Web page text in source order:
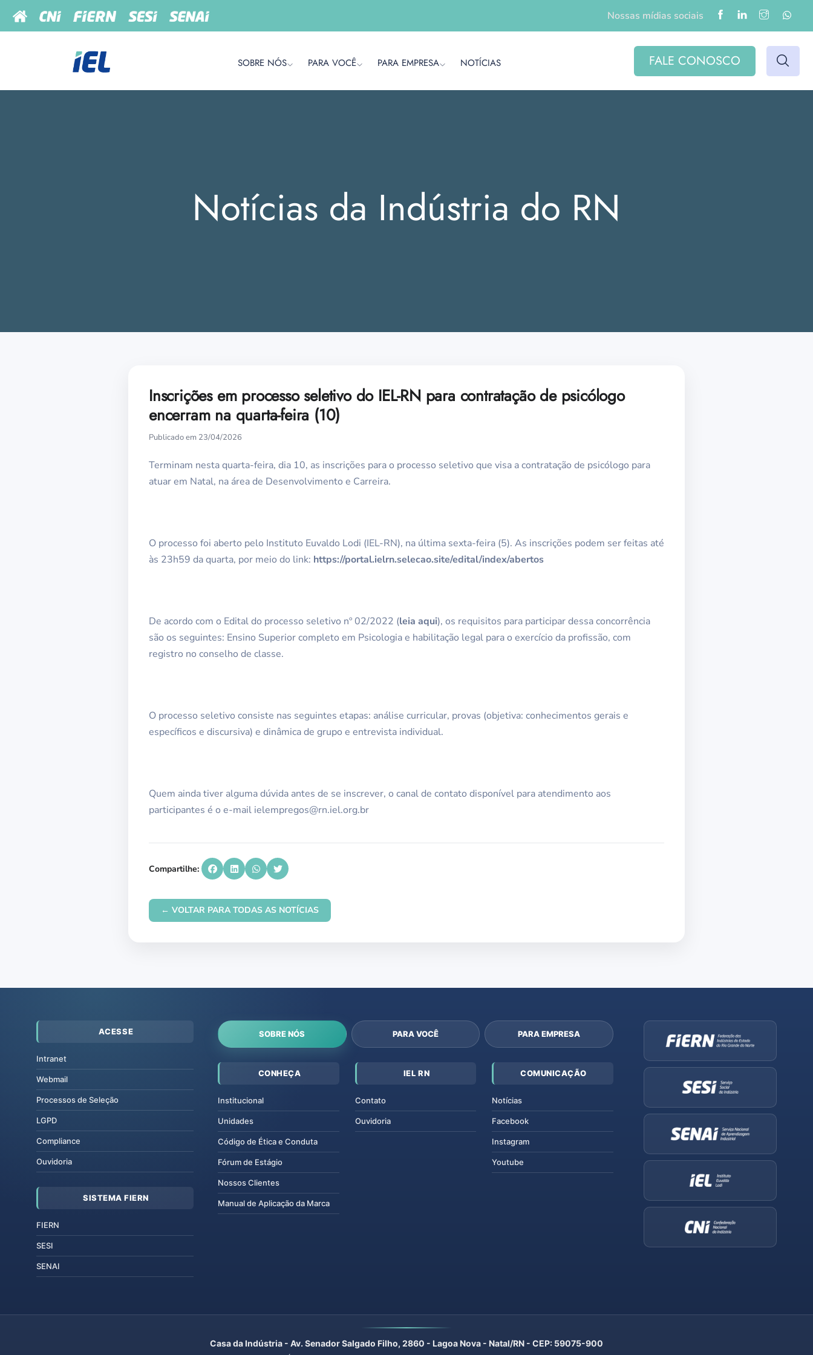
Nossas mídias sociais
SOBRE NÓS PARA VOCÊ PARA EMPRESA NOTÍCIAS FALE CONOSCO
Notícias da Indústria do RN
Inscrições em processo seletivo do IEL-RN para contratação de psicólogo
encerram na quarta-feira (10)
Publicado em 23/04/2026
Terminam nesta quarta-feira, dia 10, as inscrições para o processo seletivo que visa a contratação de psicólogo para
atuar em Natal, na área de Desenvolvimento e Carreira.
O processo foi aberto pelo Instituto Euvaldo Lodi (IEL-RN), na última sexta-feira (5). As inscrições podem ser feitas até
às 23h59 da quarta, por meio do link: https://portal.ielrn.selecao.site/edital/index/abertos
De acordo com o Edital do processo seletivo nº 02/2022 (leia aqui), os requisitos para participar dessa concorrência
são os seguintes: Ensino Superior completo em Psicologia e habilitação legal para o exercício da profissão, com
registro no conselho de classe.
O processo seletivo consiste nas seguintes etapas: análise curricular, provas (objetiva: conhecimentos gerais e
específicos e discursiva) e dinâmica de grupo e entrevista individual.
Quem ainda tiver alguma dúvida antes de se inscrever, o canal de contato disponível para atendimento aos
participantes é o e-mail ielempregos@rn.iel.org.br
Compartilhe:
← VOLTAR PARA TODAS AS NOTÍCIAS
ACESSE
Intranet
Webmail
Processos de Seleção
LGPD
Compliance
Ouvidoria
SISTEMA FIERN
FIERN
SESI
SENAI
SOBRE NÓS PARA VOCÊ PARA EMPRESA
CONHEÇA
Institucional
Unidades
Código de Ética e Conduta
Fórum de Estágio
Nossos Clientes
Manual de Aplicação da Marca
IEL RN
Contato
Ouvidoria
COMUNICAÇÃO
Notícias
Facebook
Instagram
Youtube
Casa da Indústria - Av. Senador Salgado Filho, 2860 - Lagoa Nova - Natal/RN - CEP: 59075-900